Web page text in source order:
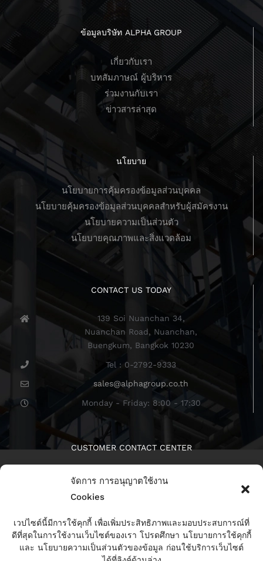
จัดการ การอนุญาตใช้งาน
Cookies
เวปไซต์นี้มีการใช้คุกกี้ เพื่อเพิ่มประสิทธิภาพและมอบประสบการณ์ที่
ดีที่สุดในการใช้งานเว็บไซต์ของเรา โปรดศึกษา นโยบายการใช้คุกกี้
และ นโยบายความเป็นส่วนตัวของข้อมูล ก่อนใช้บริการเว็บไซต์
ข้อมูลบริษัท ALPHA GROUP
เกี่ยวกับเรา
บทสัมภาษณ์ ผู้บริหาร
ร่วมงานกับเรา
ข่าวสารล่าสุด
นโยบาย
นโยบายการคุ้มครองข้อมูลส่วนบุคคล
นโยบายคุ้มครองข้อมูลส่วนบุคคลสำหรับผู้สมัครงาน
นโยบายความเป็นส่วนตัว
นโยบายคุณภาพและสิ่งแวดล้อม
CONTACT US TODAY
139 Soi Nuanchan 34,
Nuanchan Road, Nuanchan,
Buengkum, Bangkok 10230
Tel : 0-2792-9333
sales@alphagroup.co.th
Monday - Friday: 8:00 - 17:30
CUSTOMER CONTACT CENTER
ติดตามเรา